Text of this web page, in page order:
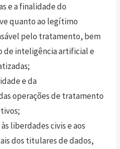
e a finalidade do
quanto ao legítimo
pelo tratamento, bem
de inteligência artificial e
e da
operações de tratamento
liberdades civis e aos
dos titulares de dados,